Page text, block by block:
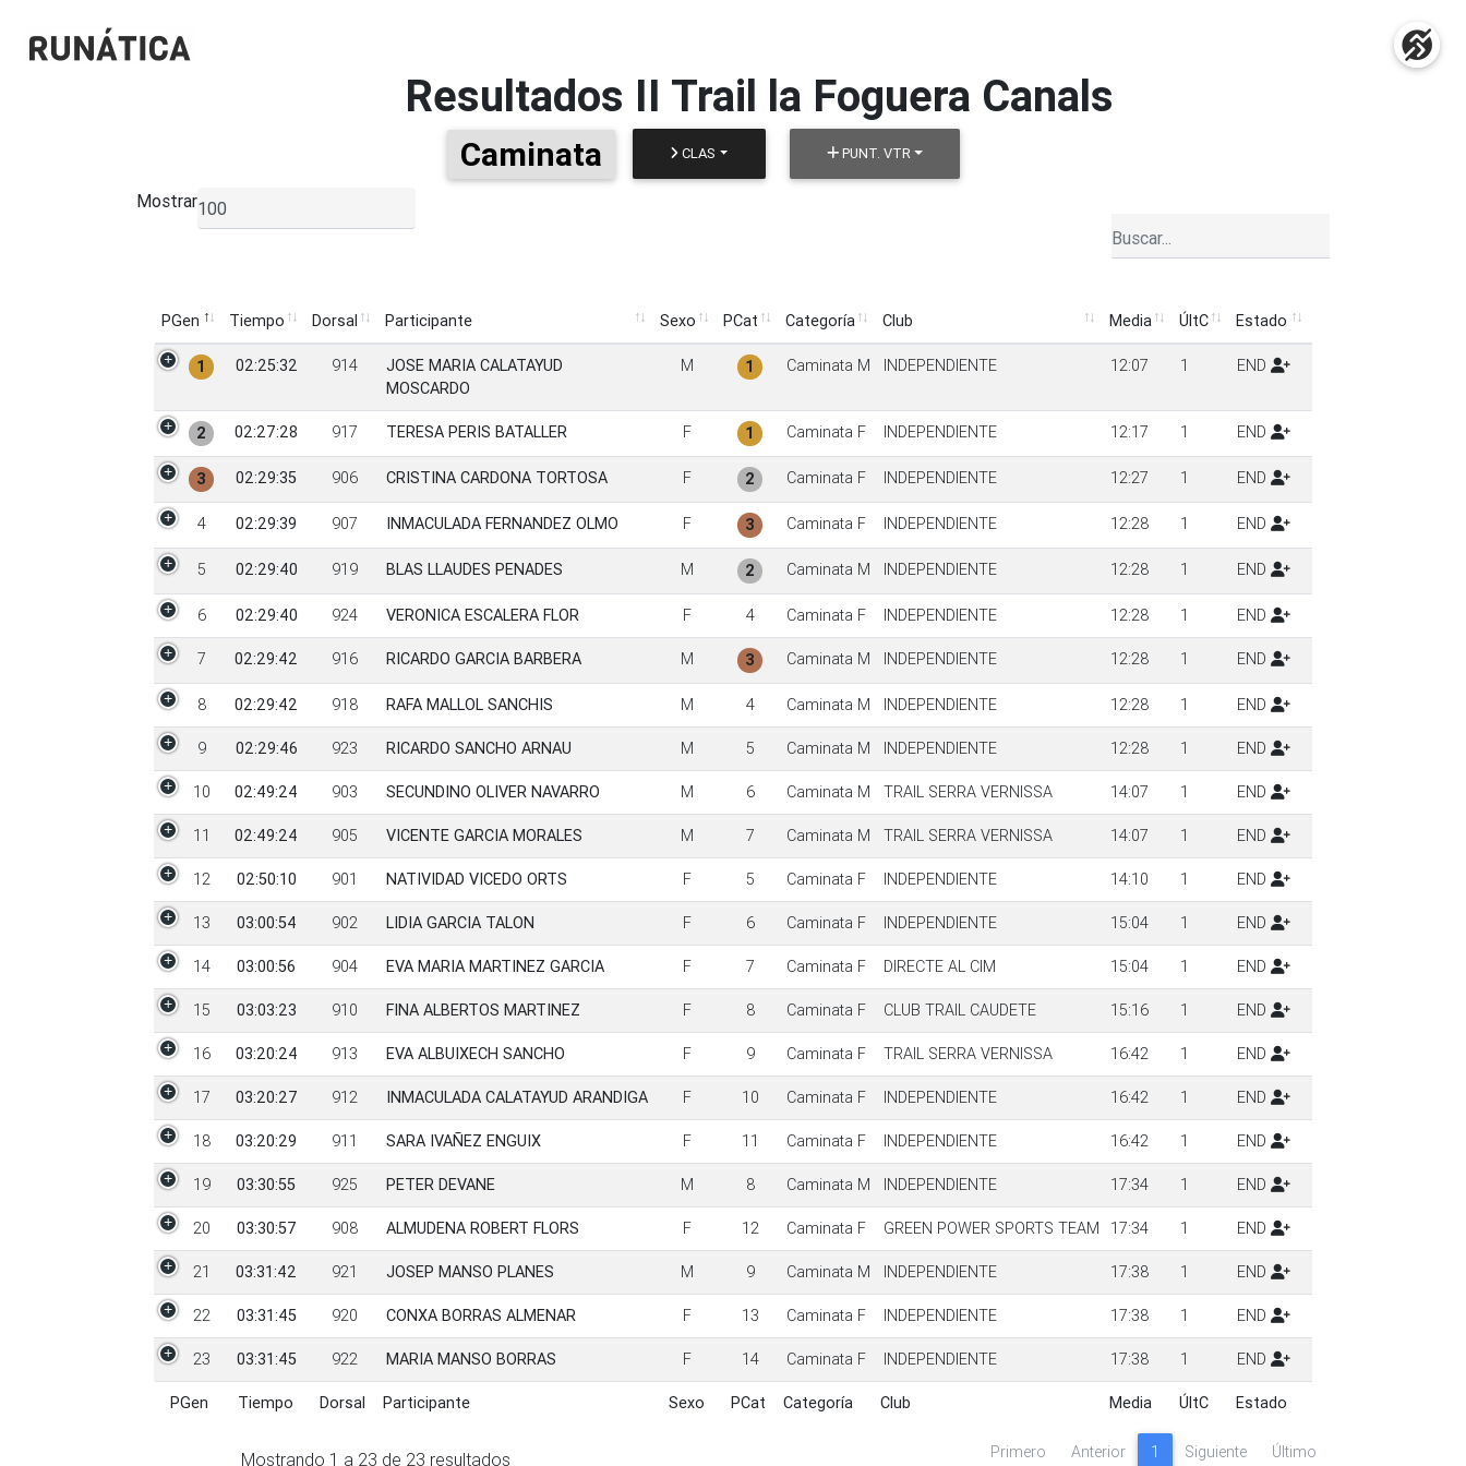
Resultados II Trail la Foguera Canals
Caminata CLAS PUNT. VTR
Mostrar
PGen Tiempo Dorsal Participante Sexo PCat Categoría Club Media ÚltC
Estado
PGen
Tiempo Dorsal Participante Sexo PCat Categoría Club Media ÚltC Estado
PGen Tiempo Dorsal Participante Sexo PCat Categoría Club Media ÚltC Estado
1 02:25:32 914
JOSE MARIA CALATAYUD
MOSCARDO
M 1 Caminata M INDEPENDIENTE 12:07 1 END
2 02:27:28 917 TERESA PERIS BATALLER F 1 Caminata F INDEPENDIENTE 12:17 1 END
3 02:29:35 906 CRISTINA CARDONA TORTOSA F 2 Caminata F INDEPENDIENTE 12:27 1 END
4 02:29:39 907 INMACULADA FERNANDEZ OLMO F 3 Caminata F INDEPENDIENTE 12:28 1 END
5 02:29:40 919 BLAS LLAUDES PENADES M 2 Caminata M INDEPENDIENTE 12:28 1 END
6 02:29:40 924 VERONICA ESCALERA FLOR F 4 Caminata F INDEPENDIENTE 12:28 1 END
7 02:29:42 916 RICARDO GARCIA BARBERA M 3 Caminata M INDEPENDIENTE 12:28 1 END
8 02:29:42 918 RAFA MALLOL SANCHIS M 4 Caminata M INDEPENDIENTE 12:28 1 END
9 02:29:46 923 RICARDO SANCHO ARNAU M 5 Caminata M INDEPENDIENTE 12:28 1 END
10 02:49:24 903 SECUNDINO OLIVER NAVARRO M 6 Caminata M TRAIL SERRA VERNISSA 14:07 1 END
11 02:49:24 905 VICENTE GARCIA MORALES M 7 Caminata M TRAIL SERRA VERNISSA 14:07 1 END
12 02:50:10 901 NATIVIDAD VICEDO ORTS F 5 Caminata F INDEPENDIENTE 14:10 1 END
13 03:00:54 902 LIDIA GARCIA TALON F 6 Caminata F INDEPENDIENTE 15:04 1 END
14 03:00:56 904 EVA MARIA MARTINEZ GARCIA F 7 Caminata F DIRECTE AL CIM 15:04 1 END
15 03:03:23 910 FINA ALBERTOS MARTINEZ F 8 Caminata F CLUB TRAIL CAUDETE 15:16 1 END
16 03:20:24 913 EVA ALBUIXECH SANCHO F 9 Caminata F TRAIL SERRA VERNISSA 16:42 1 END
17 03:20:27 912 INMACULADA CALATAYUD ARANDIGA F 10 Caminata F INDEPENDIENTE 16:42 1 END
18 03:20:29 911 SARA IVAÑEZ ENGUIX F 11 Caminata F INDEPENDIENTE 16:42 1 END
19 03:30:55 925 PETER DEVANE M 8 Caminata M INDEPENDIENTE 17:34 1 END
20 03:30:57 908 ALMUDENA ROBERT FLORS F 12 Caminata F GREEN POWER SPORTS TEAM 17:34 1 END
21 03:31:42 921 JOSEP MANSO PLANES M 9 Caminata M INDEPENDIENTE 17:38 1 END
22 03:31:45 920 CONXA BORRAS ALMENAR F 13 Caminata F INDEPENDIENTE 17:38 1 END
23 03:31:45 922 MARIA MANSO BORRAS F 14 Caminata F INDEPENDIENTE 17:38 1 END
PGen Tiempo Dorsal Participante Sexo PCat Categoría Club Media ÚltC Estado
Mostrando 1 a 23 de 23 resultados Primero Anterior 1 Siguiente Último